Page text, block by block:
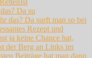
Da su